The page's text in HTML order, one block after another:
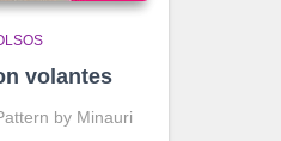
volantes
by Minauri